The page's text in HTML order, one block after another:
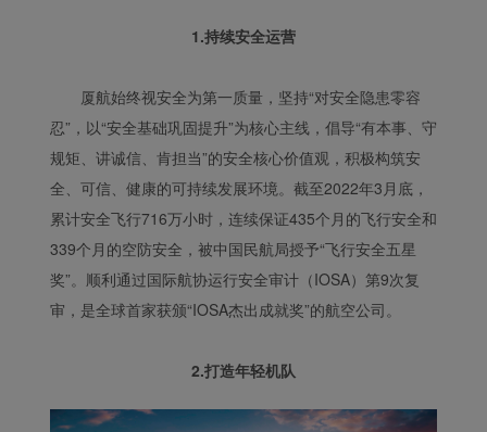
1.持续安全运营
厦航始终视安全为第一质量，坚持“对安全隐患零容
忍”，以“安全基础巩固提升”为核心主线，倡导“有本事、守
规矩、讲诚信、肯担当”的安全核心价值观，积极构筑安
全、可信、健康的可持续发展环境。截至2022年3月底，
累计安全飞行716万小时，连续保证435个月的飞行安全和
339个月的空防安全，被中国民航局授予“飞行安全五星
奖”。顺利通过国际航协运行安全审计（IOSA）第9次复
审，是全球首家获颁“IOSA杰出成就奖”的航空公司。
2.打造年轻机队